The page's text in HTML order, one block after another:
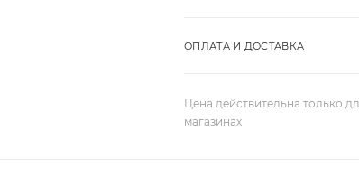
ОПЛАТА И ДОСТАВКА
Цена действительна только
магазинах